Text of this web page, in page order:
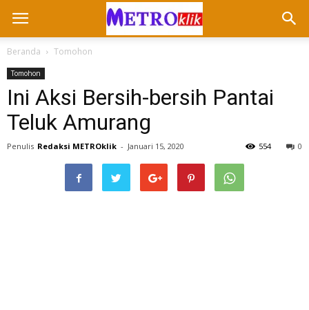
Beranda Tomohon
Tomohon
Ini Aksi Bersih-bersih Pantai
Teluk Amurang
Penulis Redaksi METROklik - Januari 15, 2020 0
554